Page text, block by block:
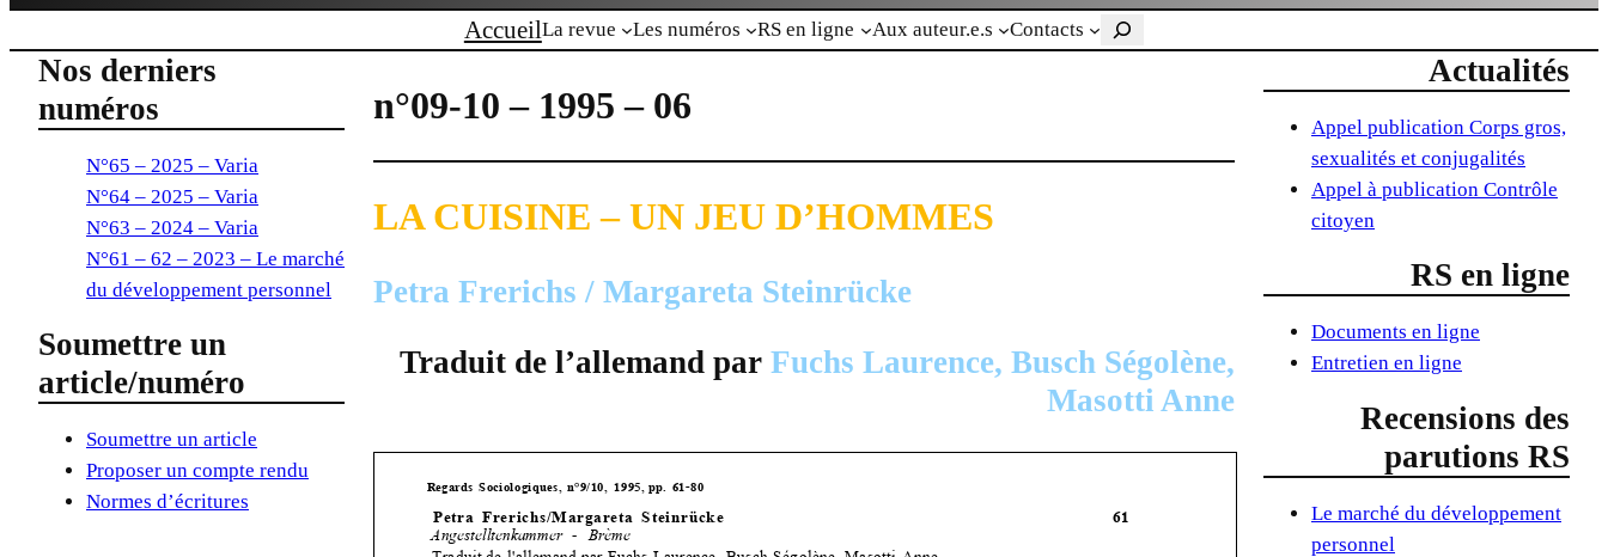
AccueilLa revue Les numéros RS en ligne Aux auteur.e.s Contacts Rechercher
Nos derniers
numéros
N°65 – 2025 – Varia
N°64 – 2025 – Varia
N°63 – 2024 – Varia
N°61 – 62 – 2023 – Le marché
du développement personnel
Soumettre un
article/numéro
Soumettre un article
Proposer un compte rendu
Normes d’écritures
n°09-10 – 1995 – 06
LA CUISINE – UN JEU D’HOMMES
Petra Frerichs / Margareta Steinrücke
Traduit de l’allemand par Fuchs Laurence, Busch Ségolène,
Masotti Anne
Actualités
Appel publication Corps gros,
sexualités et conjugalités
Appel à publication Contrôle
citoyen
RS en ligne
Documents en ligne
Entretien en ligne
Recensions des
parutions RS
Le marché du développement
personnel